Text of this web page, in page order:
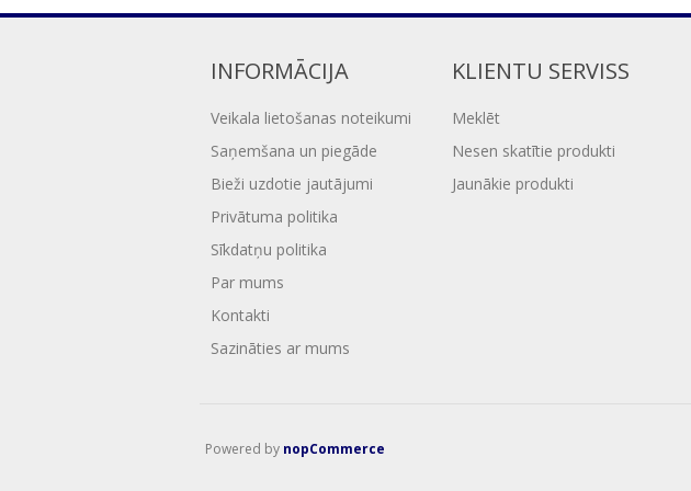
INFORMĀCIJA
Veikala lietošanas noteikumi
Saņemšana un piegāde
Bieži uzdotie jautājumi
Privātuma politika
Sīkdatņu politika
Par mums
Kontakti
Sazināties ar mums
KLIENTU SERVISS
Meklēt
Nesen skatītie produkti
Jaunākie produkti
Powered by nopCommerce